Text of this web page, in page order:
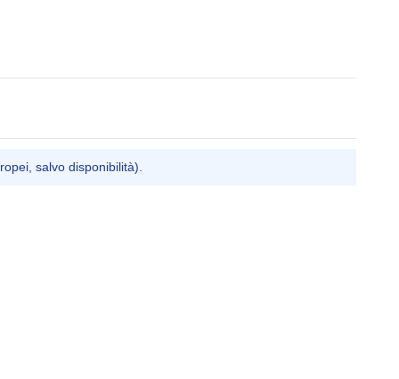
salvo disponibilità).